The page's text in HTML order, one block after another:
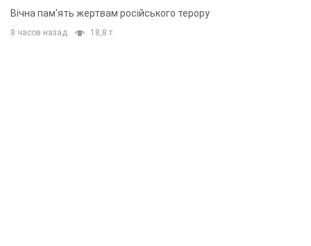
Вічна пам'ять жертвам російського терору
8 часов назад 18,8 т.